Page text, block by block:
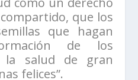
que los
que hagan
de los
la salud de gran
felices”.